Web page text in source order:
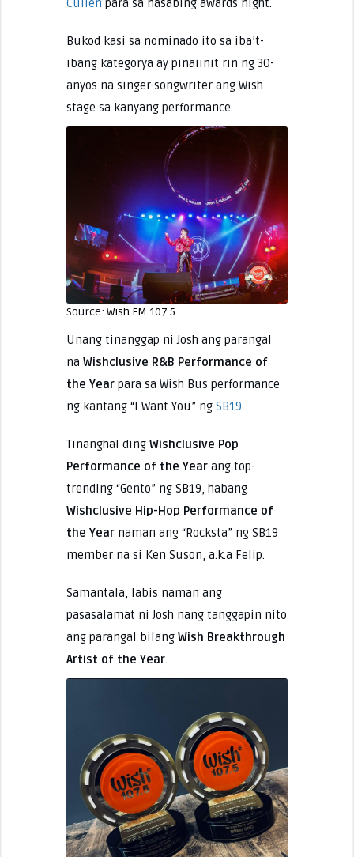
Cullen para sa nasabing awards night.
Bukod kasi sa nominado ito sa iba’t-
ibang kategorya ay pinaiinit rin ng 30-
anyos na singer-songwriter ang Wish
stage sa kanyang performance.
Source: Wish FM 107.5
Unang tinanggap ni Josh ang parangal
na Wishclusive R&B Performance of
the Yearpara sa Wish Bus performance
ng kantang “I Want You” ng SB19.
Tinanghal ding Wishclusive Pop
Performance of the Yearang top-
trending “Gento” ng SB19, habang
Wishclusive Hip-Hop Performance of
the Yearnaman ang “Rocksta” ng SB19
member na si Ken Suson, a.k.a Felip.
Samantala, labis naman ang
pasasalamat ni Josh nang tanggapin nito
ang parangal bilangWish Breakthrough
Artist of the Year.